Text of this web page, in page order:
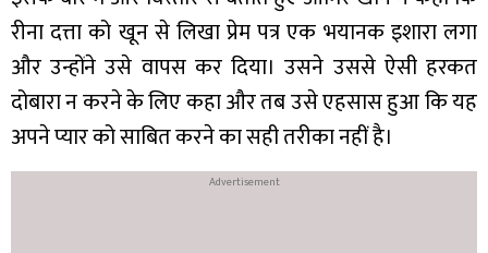
रीना दत्ता को खून से लिखा प्रेम पत्र एक भयानक इशारा लगा
और उन्होंने उसे वापस कर दिया। उसने उससे ऐसी हरकत
दोबारा न करने के लिए कहा और तब उसे एहसास हुआ कि यह
अपने प्यार को साबित करने का सही तरीका नहीं है।